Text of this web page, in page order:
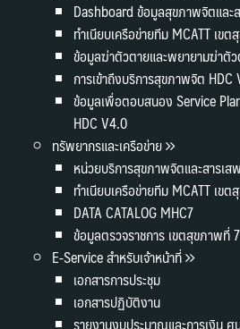
Dashboard ข้อมูลสุขภาพจิตและ
ทำเนียบเครือข่ายทีม MCATT เข
ข้อมูลฆ่าตัวตายและพยายามฆ่าตั
การเข้าถึงบริการสุขภาพจิต HDC
ข้อมูลเพื่อตอบสนอง Service
HDC V4.0
ทรัพยากรและเครือข่าย
หน่วยบริการสุขภาพจิตและสารเ
ทำเนียบเครือข่ายทีม MCATT เข
DATA CATALOG MHC7
ข้อมูลตรวจราชการ เขตสุขภาพที่ 7
E-Service สำหรับเจ้าหน้าที่
เอกสารการประชุม
เอกสารปฏิบัติงาน
รายงานงบประมาณและการเงิน